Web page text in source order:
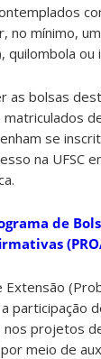
no mínimo,
ou
as bolsas
se
na UFSC
de
Extensão
participação
projetos
meio de